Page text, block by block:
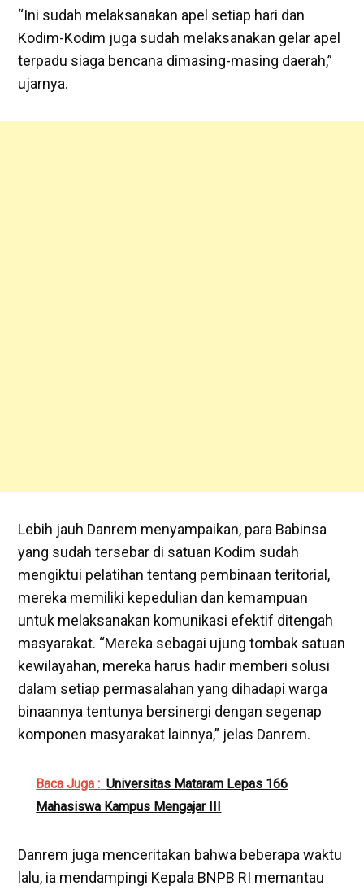
“Ini sudah melaksanakan apel setiap hari dan
Kodim-Kodim juga sudah melaksanakan gelar apel
terpadu siaga bencana dimasing-masing daerah,”
ujarnya.
Lebih jauh Danrem menyampaikan, para Babinsa
yang sudah tersebar di satuan Kodim sudah
mengiktui pelatihan tentang pembinaan teritorial,
mereka memiliki kepedulian dan kemampuan
untuk melaksanakan komunikasi efektif ditengah
masyarakat. “Mereka sebagai ujung tombak satuan
kewilayahan, mereka harus hadir memberi solusi
dalam setiap permasalahan yang dihadapi warga
binaannya tentunya bersinergi dengan segenap
komponen masyarakat lainnya,” jelas Danrem.
Baca Juga : Universitas Mataram Lepas 166
Mahasiswa Kampus Mengajar III
Danrem juga menceritakan bahwa beberapa waktu
lalu, ia mendampingi Kepala BNPB RI memantau